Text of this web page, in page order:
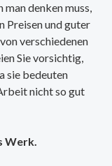
denken muss,
Preisen und guter
verschiedenen
Sie vorsichtig,
sie bedeuten
nicht so gut
Werk.